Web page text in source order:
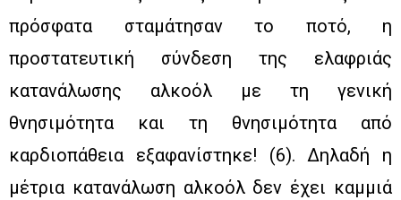
πρόσφατα σταμάτησαν το ποτό, η
προστατευτική σύνδεση της ελαφριάς
κατανάλωσης αλκοόλ με τη γενική
θνησιμότητα και τη θνησιμότητα από
καρδιοπάθεια εξαφανίστηκε! (6). Δηλαδή η
μέτρια κατανάλωση αλκοόλ δεν έχει καμμιά